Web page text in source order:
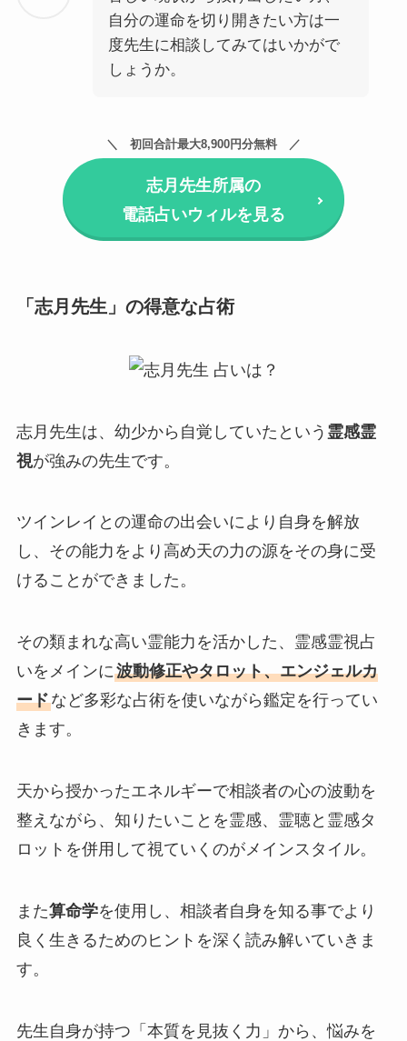
自分の運命を切り開きたい方は一
度先生に相談してみてはいかがで
しょうか。
初回合計最大8,900円分無料
志月先生所属の
電話占いウィルを見る
「志月先生」の得意な占術
志月先生は、幼少から自覚していたという 霊感霊
視が強みの先生です。
ツインレイとの運命の出会いにより自身を解放
し、その能力をより高め天の力の源をその身に受
けることができました。
その類まれな高い霊能力を活かした、霊感霊視占
いをメインに波動修正やタロット、エンジェルカ
ードなど多彩な占術を使いながら鑑定を行ってい
きます。
天から授かったエネルギーで相談者の心の波動を
整えながら、知りたいことを霊感、霊聴と霊感タ
ロットを併用して視ていくのがメインスタイル。
また算命学を使用し、相談者自身を知る事でより
良く生きるためのヒントを深く読み解いていきま
す。
先生自身が持つ「 本質を見抜く力 」から、悩みを